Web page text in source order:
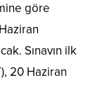
göre
Sınavın ilk
20 Haziran